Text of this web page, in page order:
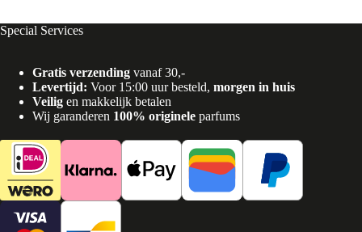
Special Services
Gratis verzending vanaf 30,-
Levertijd: Voor 15:00 uur besteld, morgen in huis
Veilig en makkelijk betalen
Wij garanderen 100% originele parfums